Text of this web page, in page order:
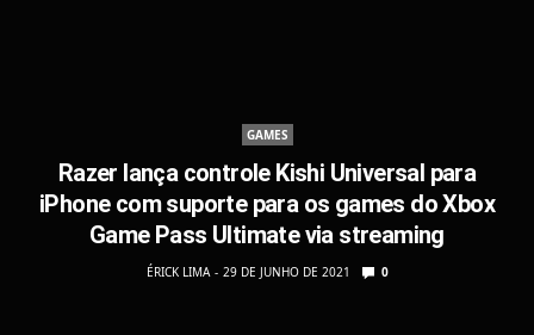
GAMES
Razer lança controle Kishi Universal para
iPhone com suporte para os games do Xbox
Game Pass Ultimate via streaming
ÉRICK LIMA 29 DE JUNHO DE 2021 0